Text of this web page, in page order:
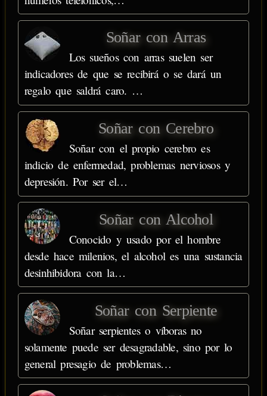
Soñar con Arras
Los sueños con arras suelen ser
indicadores de que se recibirá o se dará un
regalo que saldrá caro. …
Soñar con Cerebro
Soñar con el propio cerebro es
indicio de enfermedad, problemas nerviosos y
depresión. Por ser el…
Soñar con Alcohol
Conocido y usado por el hombre
desde hace milenios, el alcohol es una sustancia
desinhibidora con la…
Soñar con Serpiente
Soñar serpientes o víboras no
solamente puede ser desagradable, sino por lo
general presagio de problemas…